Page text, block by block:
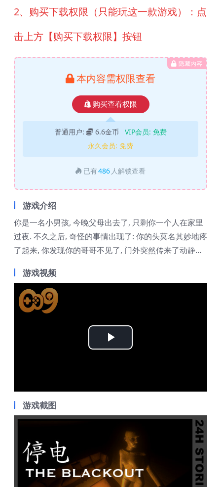
2、购买下载权限（只能玩这一款游戏）：点
击上方【购买下载权限】按钮
隐藏内容
本内容需权限查看
购买查看权限
普通用户: 6.6金币 VIP会员: 免费
永久会员: 免费
已有486 人解锁查看
游戏介绍
你是一名小男孩, 今晚父母出去了, 只剩你一个人在家里
过夜. 不久之后, 奇怪的事情出现了: 你的头莫名其妙地疼
了起来, 你发现你的哥哥不见了, 门外突然传来了动静…
游戏视频
Play
游戏截图